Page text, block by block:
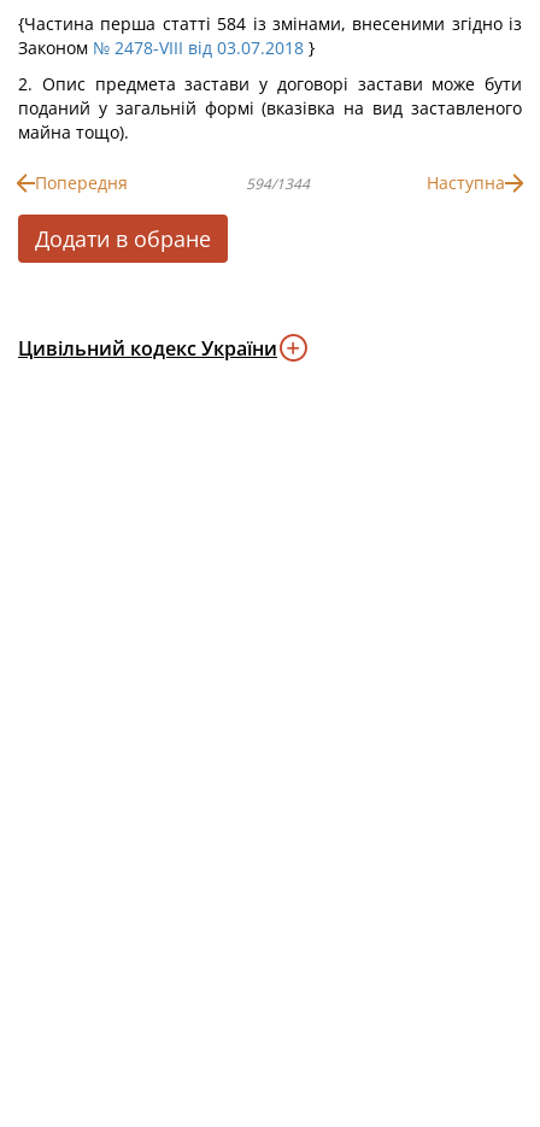
{Частина перша статті 584 із змінами, внесеними згідно із
Законом № 2478-VIII від 03.07.2018 }
2. Опис предмета застави у договорі застави може бути
поданий у загальній формі (вказівка на вид заставленого
майна тощо).
Попередня 594/1344 Наступна
Додати в обране
Цивільний кодекс України